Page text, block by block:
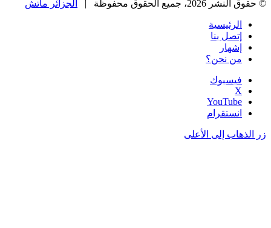
© حقوق النشر 2026، جميع الحقوق محفوظة | الجزائر ماتش
الرئيسية
إتصل بنا
إشهار
من نحن؟
فيسبوك
‫X
‫YouTube
انستقرام
زر الذهاب إلى الأعلى